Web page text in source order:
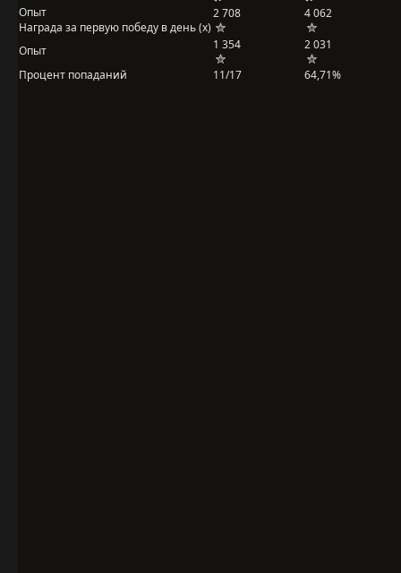
Опыт
Награда за первую победу в день (x)
2 708 4 062
Опыт 1 354
2 031
Процент попаданий
11/17 64,71%